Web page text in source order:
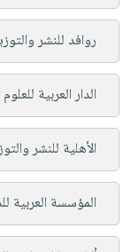
روافد للنشر
الدار العربية
الأهلية للنشر
المؤسسة العربية